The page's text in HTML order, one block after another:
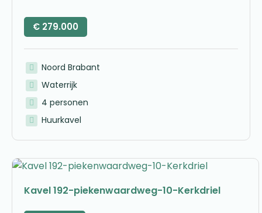
€ 279.000
Noord Brabant
Waterrijk
4 personen
Huurkavel
Kavel 192-piekenwaardweg-10-Kerkdriel